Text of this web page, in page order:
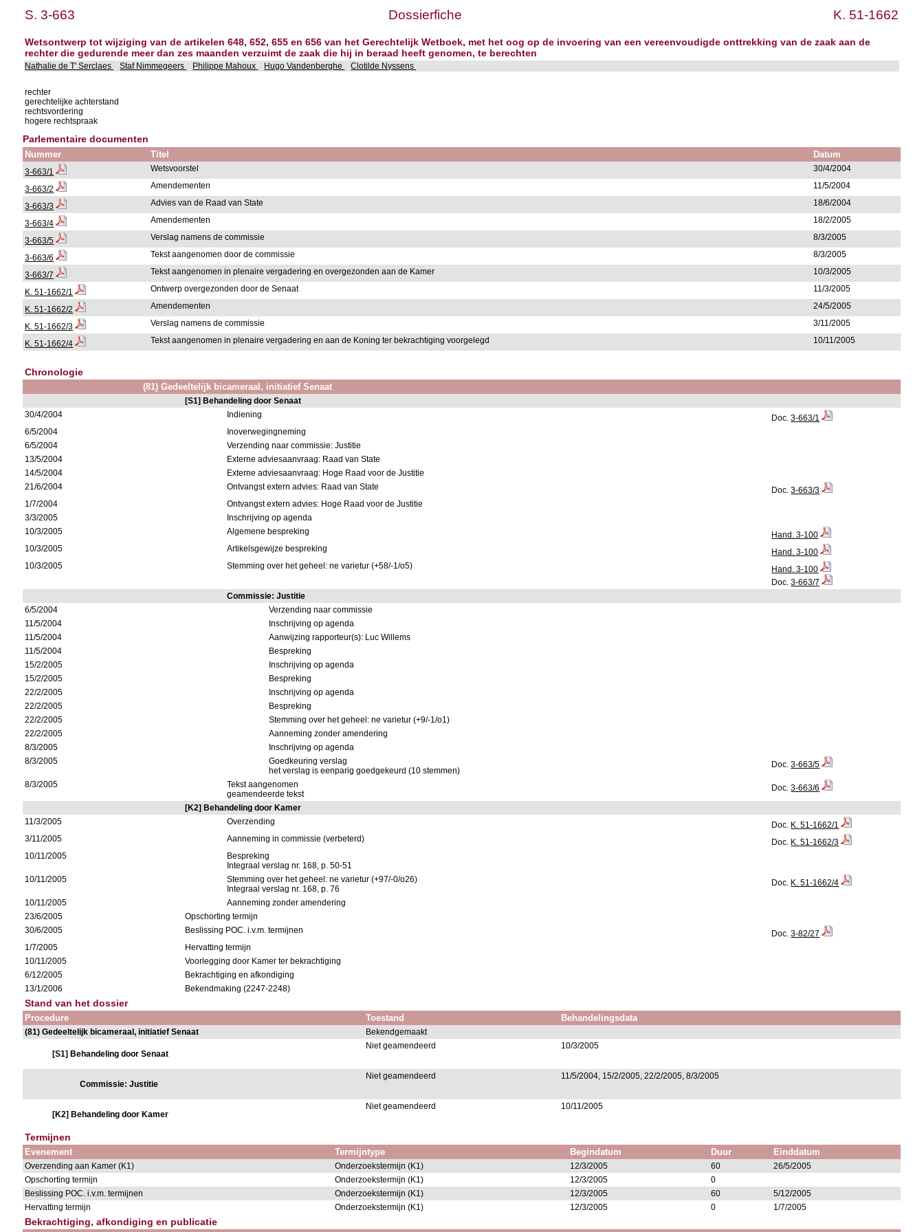
S. 3-663 Dossierfiche K. 51-1662
Wetsontwerp tot wijziging van de artikelen 648, 652, 655 en 656 van het Gerechtelijk Wetboek, met het oog op de invoering van een vereenvoudigde onttrekking van de zaak aan de
rechter die gedurende meer dan zes maanden verzuimt de zaak die hij in beraad heeft genomen, te berechten
Nathalie de T' Serclaes Staf Nimmegeers Philippe Mahoux Hugo Vandenberghe Clotilde Nyssens
rechter
gerechtelijke achterstand
rechtsvordering
hogere rechtspraak
Parlementaire documenten
Nummer Titel Datum
3-663/1 Wetsvoorstel 30/4/2004
3-663/2 Amendementen 11/5/2004
3-663/3 Advies van de Raad van State 18/6/2004
3-663/4 Amendementen 18/2/2005
3-663/5 Verslag namens de commissie 8/3/2005
3-663/6 Tekst aangenomen door de commissie 8/3/2005
3-663/7 Tekst aangenomen in plenaire vergadering en overgezonden aan de Kamer 10/3/2005
K. 51-1662/1 Ontwerp overgezonden door de Senaat 11/3/2005
K. 51-1662/2 Amendementen 24/5/2005
K. 51-1662/3 Verslag namens de commissie 3/11/2005
K. 51-1662/4 Tekst aangenomen in plenaire vergadering en aan de Koning ter bekrachtiging voorgelegd 10/11/2005
Chronologie
(81) Gedeeltelijk bicameraal, initiatief Senaat
[S1] Behandeling door Senaat
30/4/2004
Indiening Doc.3-663/1
6/5/2004
Inoverwegingneming
6/5/2004
Verzending naar commissie: Justitie
13/5/2004
Externe adviesaanvraag: Raad van State
14/5/2004
Externe adviesaanvraag: Hoge Raad voor de Justitie
21/6/2004
Ontvangst extern advies: Raad van State Doc.3-663/3
1/7/2004
Ontvangst extern advies: Hoge Raad voor de Justitie
3/3/2005
Inschrijving op agenda
10/3/2005
Algemene bespreking
Hand. 3-100
10/3/2005
Artikelsgewijze bespreking
Hand. 3-100
10/3/2005
Stemming over het geheel: ne varietur (+58/-1/o5)
Hand. 3-100
Doc.3-663/7
Commissie: Justitie
6/5/2004
Verzending naar commissie
11/5/2004
Inschrijving op agenda
11/5/2004
Aanwijzing rapporteur(s): Luc Willems
11/5/2004
Bespreking
15/2/2005
Inschrijving op agenda
15/2/2005
Bespreking
22/2/2005
Inschrijving op agenda
22/2/2005
Bespreking
22/2/2005
Stemming over het geheel: ne varietur (+9/-1/o1)
22/2/2005
Aanneming zonder amendering
8/3/2005
Inschrijving op agenda
8/3/2005
Goedkeuring verslag
het verslag is eenparig goedgekeurd (10 stemmen)
Doc.3-663/5
8/3/2005
Tekst aangenomen
geamendeerde tekst
Doc.3-663/6
[K2] Behandeling door Kamer
11/3/2005
Overzending Doc. K. 51-1662/1
3/11/2005
Aanneming in commissie (verbeterd) Doc. K. 51-1662/3
10/11/2005
Bespreking
Integraal verslag nr. 168, p. 50-51
10/11/2005
Stemming over het geheel: ne varietur (+97/-0/o26)
Integraal verslag nr. 168, p. 76
Doc. K. 51-1662/4
10/11/2005
Aanneming zonder amendering
23/6/2005
Opschorting termijn
30/6/2005
Beslissing POC. i.v.m. termijnen Doc.3-82/27
1/7/2005
Hervatting termijn
10/11/2005
Voorlegging door Kamer ter bekrachtiging
6/12/2005
Bekrachtiging en afkondiging
13/1/2006
Bekendmaking (2247-2248)
Stand van het dossier
Procedure Toestand Behandelingsdata
(81) Gedeeltelijk bicameraal, initiatief Senaat Bekendgemaakt
[S1] Behandeling door Senaat
Niet geamendeerd 10/3/2005
Commissie: Justitie
Niet geamendeerd 11/5/2004, 15/2/2005, 22/2/2005, 8/3/2005
[K2] Behandeling door Kamer
Niet geamendeerd 10/11/2005
Termijnen
Evenement Termijntype Begindatum Duur Einddatum
Overzending aan Kamer (K1) Onderzoekstermijn (K1) 12/3/2005 60
26/5/2005
Opschorting termijn
Onderzoekstermijn (K1) 12/3/2005
0
Beslissing POC. i.v.m. termijnen
Onderzoekstermijn (K1) 12/3/2005 60
5/12/2005
Hervatting termijn
Onderzoekstermijn (K1) 12/3/2005 0 1/7/2005
Bekrachtiging, afkondiging en publicatie